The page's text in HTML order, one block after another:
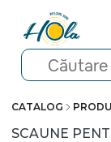
CATALOG
SCAUNE